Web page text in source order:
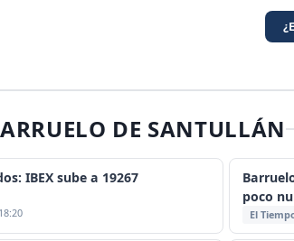
DE SANTULLÁN
IBEX sube a 19267
poco
El